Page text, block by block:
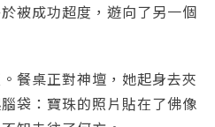
被成功超度，遊向了另一個
餐桌正對神壇，她起身去夾
袋：寶珠的照片貼在了佛像